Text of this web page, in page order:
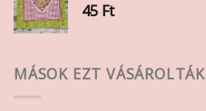
45 Ft
MÁSOK EZT VÁSÁROLTÁK